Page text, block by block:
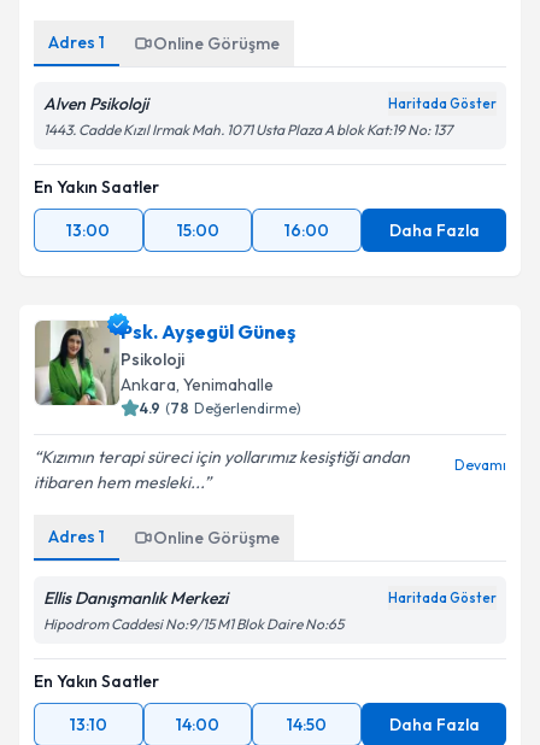
Adres 1 Online Görüşme
Alven Psikoloji Haritada Göster
1443. Cadde Kızıl Irmak Mah. 1071 Usta Plaza A blok Kat:19 No: 137
En Yakın Saatler
13:00
15:00 16:00 Daha Fazla
Psk. Ayşegül Güneş
Psikoloji
Ankara, Yenimahalle
4.9 (78 Değerlendirme)
Kızımın terapi süreci için yollarımız kesiştiği andan
itibaren hem mesleki...
Devamı
Adres 1 Online Görüşme
Ellis Danışmanlık Merkezi Haritada Göster
Hipodrom Caddesi No:9/15 M1 Blok Daire No:65
En Yakın Saatler
13:10
14:00 14:50 Daha Fazla